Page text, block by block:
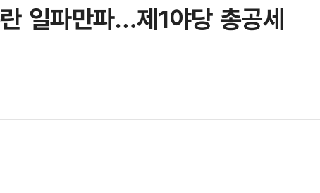
일파만파…제1야당 총공세